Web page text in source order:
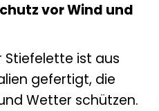
vor Wind und
Stiefelette ist aus
gefertigt, die
Wetter schützen.